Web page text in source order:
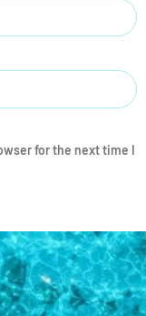
for the next time I